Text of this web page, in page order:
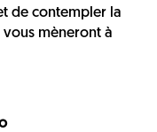
de contempler la
mèneront à